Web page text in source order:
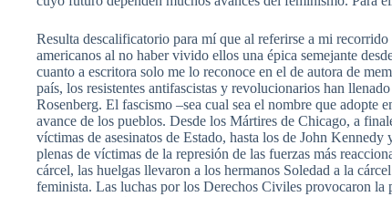
Resulta descalificatorio para mí que al referirse a mi
americanos al no haber vivido ellos una épica semejante
cuanto a escritora solo me lo reconoce en el de autora de
país, los resistentes antifascistas y revolucionarios han
Rosenberg. El fascismo –sea cual sea el nombre que adopte
avance de los pueblos. Desde los Mártires de Chicago, a
víctimas de asesinatos de Estado, hasta los de John
plenas de víctimas de la represión de las fuerzas más
cárcel, las huelgas llevaron a los hermanos Soledad a la
feminista. Las luchas por los Derechos Civiles provocaron la